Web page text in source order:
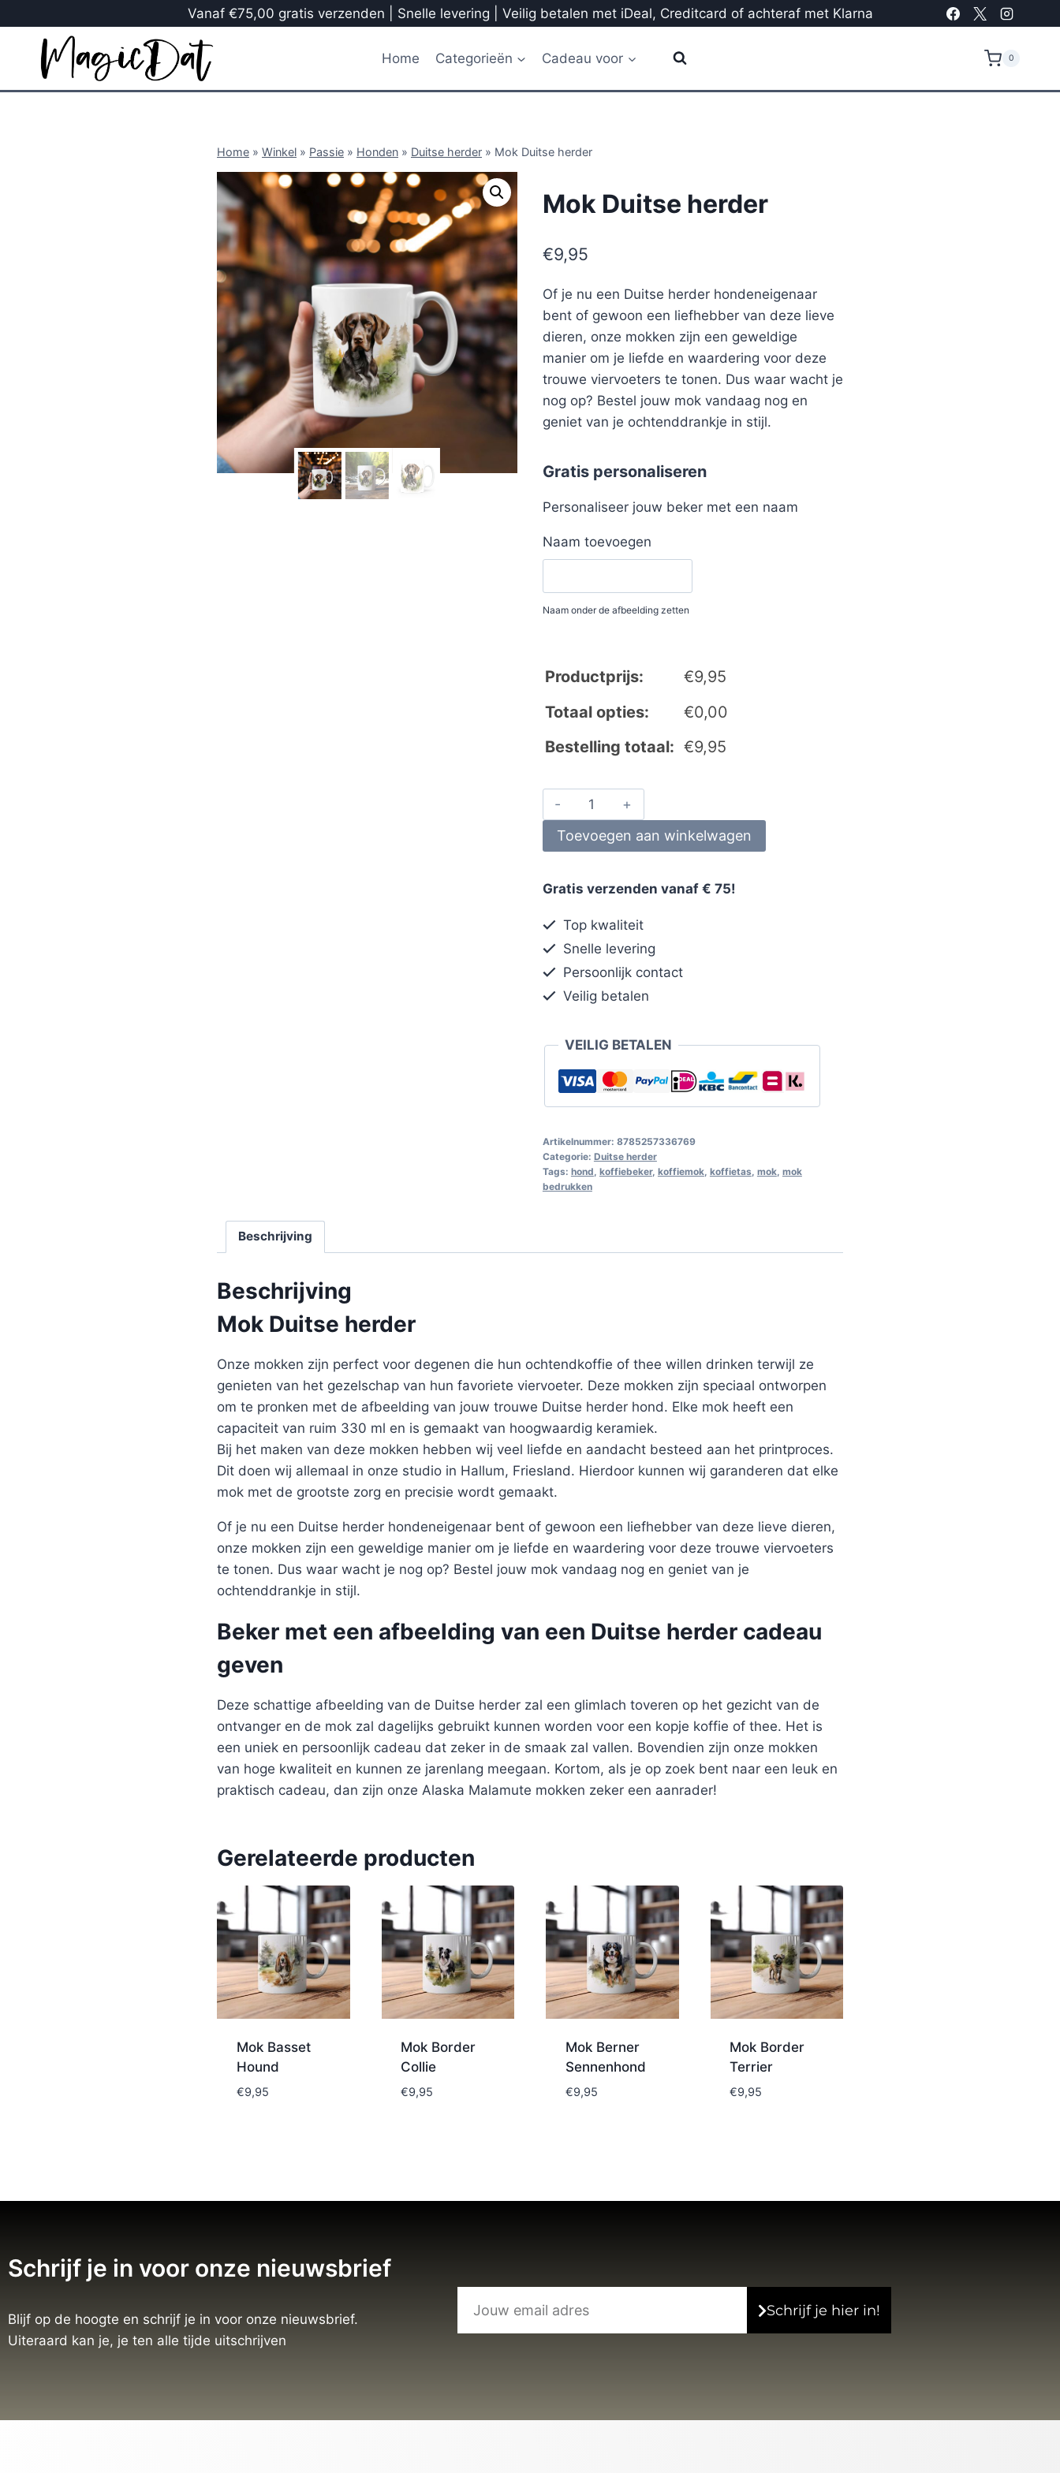
Vanaf €75,00 gratis verzenden | Snelle levering | Veilig betalen met iDeal, Creditcard of achteraf met Klarna
Home Categorieën Cadeau voor 0
Home » Winkel » Passie » Honden » Duitse herder » Mok Duitse herder
Mok Duitse herder
€9,95
Of je nu een Duitse herder hondeneigenaar
bent of gewoon een liefhebber van deze lieve
dieren, onze mokken zijn een geweldige
manier om je liefde en waardering voor deze
trouwe viervoeters te tonen. Dus waar wacht je
nog op? Bestel jouw mok vandaag nog en
geniet van je ochtenddrankje in stijl.
Gratis personaliseren
Personaliseer jouw beker met een naam
Naam toevoegen
Naam onder de afbeelding zetten
Productprijs: €9,95
Totaal opties:
€0,00
Bestelling totaal: €9,95
Toevoegen aan winkelwagen
Gratis verzenden vanaf € 75!
Top kwaliteit
Snelle levering
Persoonlijk contact
Veilig betalen
VEILIG BETALEN
Artikelnummer: 8785257336769
Categorie: Duitse herder
Tags: hond koffiebeker, koffiemok, koffietas mok, mok
bedrukken
Beschrijving
Beschrijving
Mok Duitse herder
Onze mokken zijn perfect voor degenen die hun ochtendkoffie of thee willen drinken terwijl ze
genieten van het gezelschap van hun favoriete viervoeter. Deze mokken zijn speciaal ontworpen
om te pronken met de afbeelding van jouw trouwe Duitse herder hond. Elke mok heeft een
capaciteit van ruim 330 ml en is gemaakt van hoogwaardig keramiek.
Bij het maken van deze mokken hebben wij veel liefde en aandacht besteed aan het printproces.
Dit doen wij allemaal in onze studio in Hallum, Friesland. Hierdoor kunnen wij garanderen dat elke
mok met de grootste zorg en precisie wordt gemaakt.
Of je nu een Duitse herder hondeneigenaar bent of gewoon een liefhebber van deze lieve dieren,
onze mokken zijn een geweldige manier om je liefde en waardering voor deze trouwe viervoeters
te tonen. Dus waar wacht je nog op? Bestel jouw mok vandaag nog en geniet van je
ochtenddrankje in stijl.
Beker met een afbeelding van een Duitse herder cadeau
geven
Deze schattige afbeelding van de Duitse herder zal een glimlach toveren op het gezicht van de
ontvanger en de mok zal dagelijks gebruikt kunnen worden voor een kopje koffie of thee. Het is
een uniek en persoonlijk cadeau dat zeker in de smaak zal vallen. Bovendien zijn onze mokken
van hoge kwaliteit en kunnen ze jarenlang meegaan. Kortom, als je op zoek bent naar een leuk en
praktisch cadeau, dan zijn onze Alaska Malamute mokken zeker een aanrader!
Gerelateerde producten
Mok Basset
Hound
€9,95
Mok Border
Collie
€9,95
Mok Berner
Sennenhond
€9,95
Mok Border
Terrier
€9,95
Schrijf je in voor onze nieuwsbrief
Blijf op de hoogte en schrijf je in voor onze nieuwsbrief.
Uiteraard kan je, je ten alle tijde uitschrijven
Schrijf je hier in!